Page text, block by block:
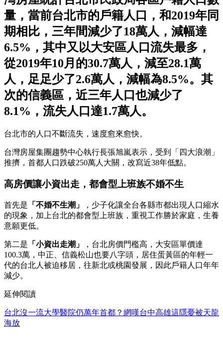
量，當前台北市的戶籍人口，和2019年同
期相比，三年間減少了18萬人，減幅達
6.5%，其中又以大安區人口流失最多，
從2019年10月的30.7萬人，減至28.1萬
人，足足少了2.6萬人，減幅為8.5%。其
次的信義區，近三年人口也減少了
8.1%，流失人口達1.7萬人。
台北市的人口不斷流失，速度愈來愈快。
台灣房屋集團趨勢中心執行長張旭嵐表示，受到「四大浪潮」
推擠，首都人口跌破250萬人大關，改寫近38年低點。
高房價讓小資出走，都會型上班族不婚不生
首先是 「不婚不生潮」
，少子化讓全台各縣市都出現人口縮水
的現象，加上台北的都會型上班族，重視工作勝於家庭，生養
意願更低。
第二是 「小資出走潮」
，台北房價門檻高，大安區單價達
100.3萬，中正、信義松山也要八字頭，居住蛋黃區的年輕一
代的台北人被迫移居，往新北或桃園發展，因此戶籍人口年年
減少。
延伸閱讀
台北沒一流大學醫院仍萬年首都？網嘆台中高雄這隱憂被天龍
海放